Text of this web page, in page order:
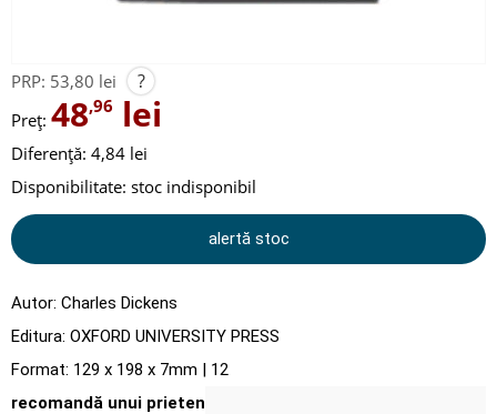
PRP: 53,80 lei ?
Preț: 48,96 lei
Diferență: 4,84 lei
Disponibilitate: stoc indisponibil
alertă stoc
Autor: Charles Dickens
Editura: OXFORD UNIVERSITY PRESS
Format: 129 x 198 x 7mm | 12
recomandă unui prieten